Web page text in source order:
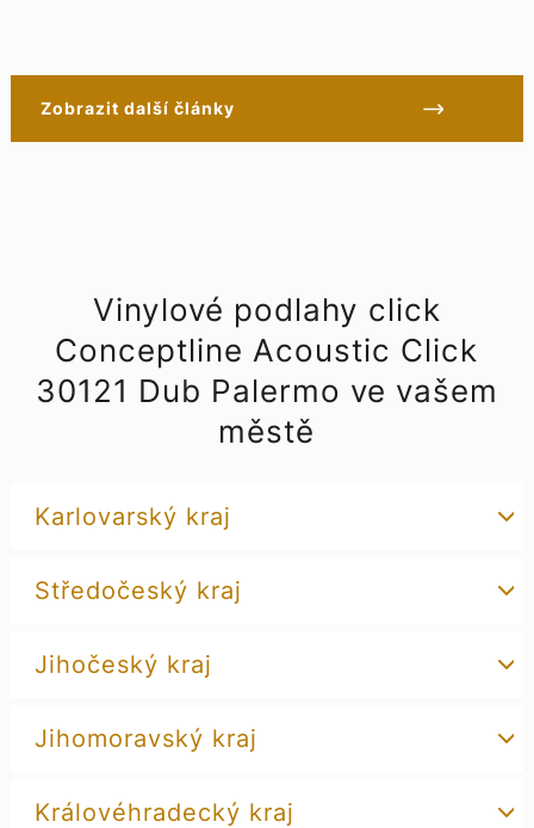
Zobrazit další články
Vinylové podlahy click
Conceptline Acoustic Click
30121 Dub Palermo ve vašem
městě
Karlovarský kraj
Středočeský kraj
Jihočeský kraj
Jihomoravský kraj
Královéhradecký kraj